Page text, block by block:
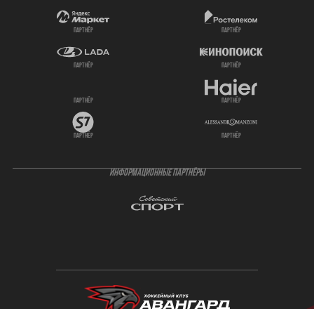
партнёр партнёр
партнёр партнёр
партнёр партнёр
партнёр партнёр
ИНФОРМАЦИОННЫЕ ПАРТНЁРЫ